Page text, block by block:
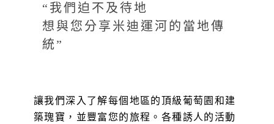
“我們迫不及待地
想與您分享米迪運河的當地傳
統”
讓我們深入了解每個地區的頂級葡萄園和建
築瑰寶，並豐富您的旅程。各種誘人的活動